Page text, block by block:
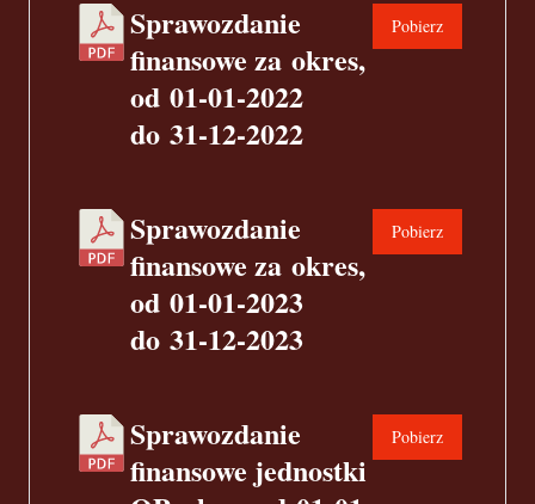
Sprawozdanie
finansowe za okres,
od 01-01-2022
do 31-12-2022
Pobierz
Sprawozdanie
finansowe za okres,
od 01-01-2023
do 31-12-2023
Pobierz
Sprawozdanie
finansowe jednostki
Pobierz